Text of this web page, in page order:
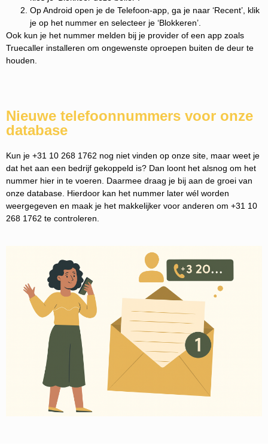
Op Android open je de Telefoon-app, ga je naar ‘Recent’, klik
je op het nummer en selecteer je ‘Blokkeren’.
Ook kun je het nummer melden bij je provider of een app zoals
Truecaller installeren om ongewenste oproepen buiten de deur te
houden.
Nieuwe telefoonnummers voor onze
database
Kun je +31 10 268 1762 nog niet vinden op onze site, maar weet je
dat het aan een bedrijf gekoppeld is? Dan loont het alsnog om het
nummer hier in te voeren. Daarmee draag je bij aan de groei van
onze database. Hierdoor kan het nummer later wél worden
weergegeven en maak je het makkelijker voor anderen om +31 10
268 1762 te controleren.